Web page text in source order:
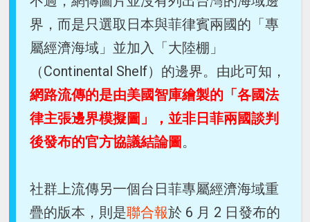
界，而是只選取日本與菲律賓兩國的「專
屬經濟海域」並加入「大陸棚」
（Continental Shelf）的邊界。由此可知，
網路流傳的是由美國智庫繪製的「各國法
律主張邊界模擬圖」，並非日菲兩國談判
後發布的官方協議結論圖 。
社群上流傳另一個台日菲專屬經濟海域重
疊的版本，則是聯合報於 6 月 2 日發布的